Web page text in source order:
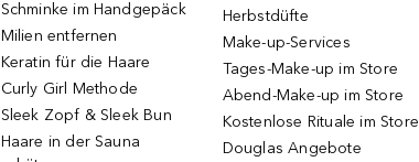
Schminke im Handgepäck
Milien entfernen
Keratin für die Haare
Curly Girl Methode
Sleek Zopf & Sleek Bun
Haare in der Sauna
Herbstdüfte
Make-up-Services
Tages-Make-up im Store
Abend-Make-up im Store
Kostenlose Rituale im Store
Douglas Angebote